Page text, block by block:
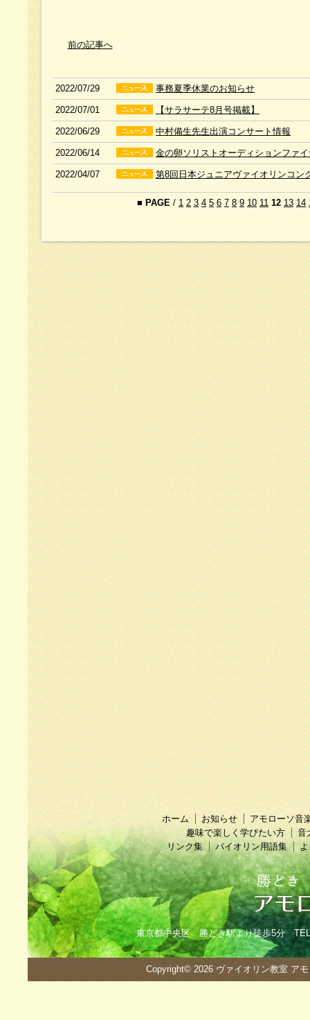
前の記事へ
2022/07/29 事務夏季休業のお知らせ
2022/07/01 【サラサーテ8月号掲載】
2022/06/29 中村備生先生出演コンサート情報
2022/06/14 金の卵ソリストオーディションファ
2022/04/07 第8回日本ジュニアヴァイオリンコン
■ PAGE / 1 2 3 4 5 6 7 8 9 10 11 12 13 14
ホーム お知らせ
アモローソ音
趣味で楽しく学びたい方
音
リンク集
バイオリン用語集
東京都中央区 勝どき駅より徒歩5分
Copyright© 2026 ヴァイオリン教室 ア